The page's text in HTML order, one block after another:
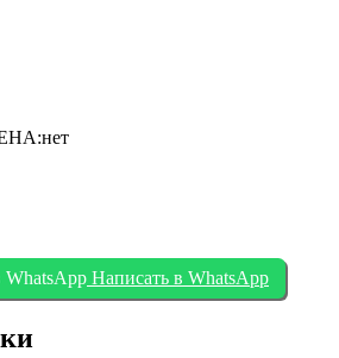
Написать в WhatsApp